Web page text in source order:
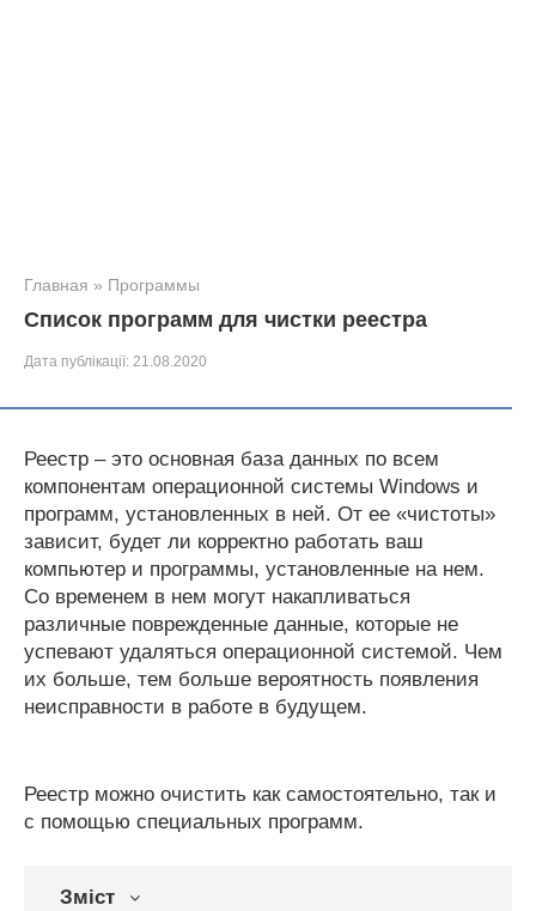
Главная » Программы
Список программ для чистки реестра
Дата публікації: 21.08.2020
Реестр – это основная база данных по всем
компонентам операционной системы Windows и
программ, установленных в ней. От ее «чистоты»
зависит, будет ли корректно работать ваш
компьютер и программы, установленные на нем.
Со временем в нем могут накапливаться
различные поврежденные данные, которые не
успевают удаляться операционной системой. Чем
их больше, тем больше вероятность появления
неисправности в работе в будущем.
Реестр можно очистить как самостоятельно, так и
с помощью специальных программ.
Зміст